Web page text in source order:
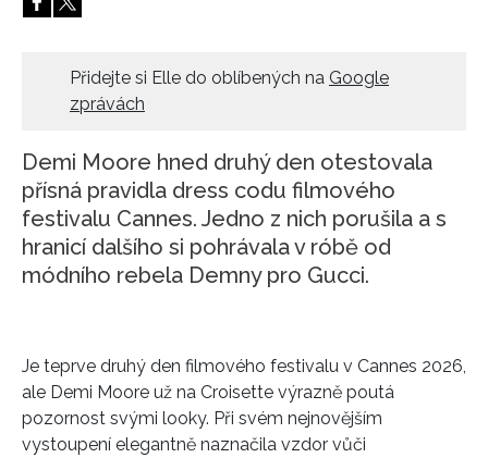
Přidejte si Elle do oblíbených na Google
zprávách
Demi Moore hned druhý den otestovala
přísná pravidla dress codu filmového
festivalu Cannes. Jedno z nich porušila a s
hranicí dalšího si pohrávala v róbě od
módního rebela Demny pro Gucci.
Je teprve druhý den filmového festivalu v Cannes 2026,
ale Demi Moore už na Croisette výrazně poutá
pozornost svými looky. Při svém nejnovějším
vystoupení elegantně naznačila vzdor vůči